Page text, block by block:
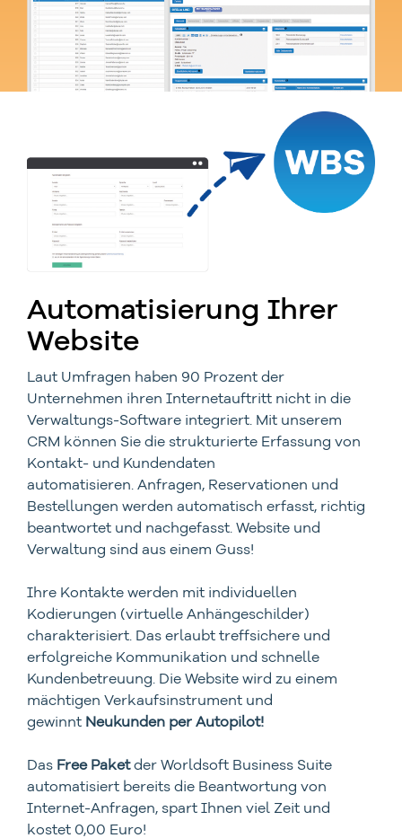
Automatisierung Ihrer
Website
Laut Umfragen haben 90 Prozent der
Unternehmen ihren Internetauftritt nicht in die
Verwaltungs-Software integriert. Mit unserem
CRM können Sie die strukturierte Erfassung von
Kontakt- und Kundendaten
automatisieren. Anfragen, Reservationen und
Bestellungen werden automatisch erfasst, richtig
beantwortet und nachgefasst. Website und
Verwaltung sind aus einem Guss!
Ihre Kontakte werden mit individuellen
Kodierungen (virtuelle Anhängeschilder)
charakterisiert. Das erlaubt treffsichere und
erfolgreiche Kommunikation und schnelle
Kundenbetreuung. Die Website wird zu einem
mächtigen Verkaufsinstrument und
gewinnt Neukunden per Autopilot!
Das Free Paketder Worldsoft Business Suite
automatisiert bereits die Beantwortung von
Internet-Anfragen, spart Ihnen viel Zeit und
kostet 0,00 Euro!